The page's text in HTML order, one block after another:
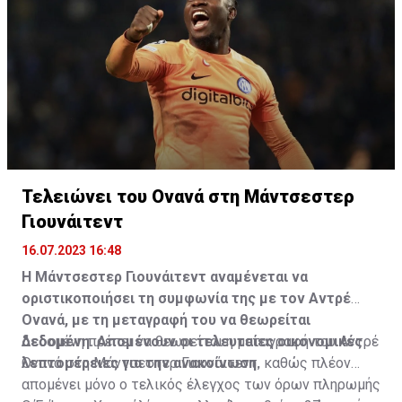
δείχνουν τον Ντέλε μαζί με τον πατέρα του όταν ήταν
παιδί. Του έχει γίνει πλύση εγκεφάλου», πρόσθεσε.
Τελειώνει του Ονανά στη Μάντσεστερ
Γιουνάιτεντ
16.07.2023 16:48
Η Μάντσεστερ Γιουνάιτεντ αναμένεται να
οριστικοποιήσει τη συμφωνία της με τον Αντρέ
Ονανά, με τη μεταγραφή του να θεωρείται
δεδομένη. Απομένουν οι τελευταίες οικονομικές
λεπτομέρειες για την ανακοίνωση.
Δεδομένη πρέπει να θεωρείται η μεταγραφή του Αντρέ
Ονανά στη Μάντσεστερ Γιουνάιτεντ, καθώς πλέον
απομένει μόνο ο τελικός έλεγχος των όρων πληρωμής